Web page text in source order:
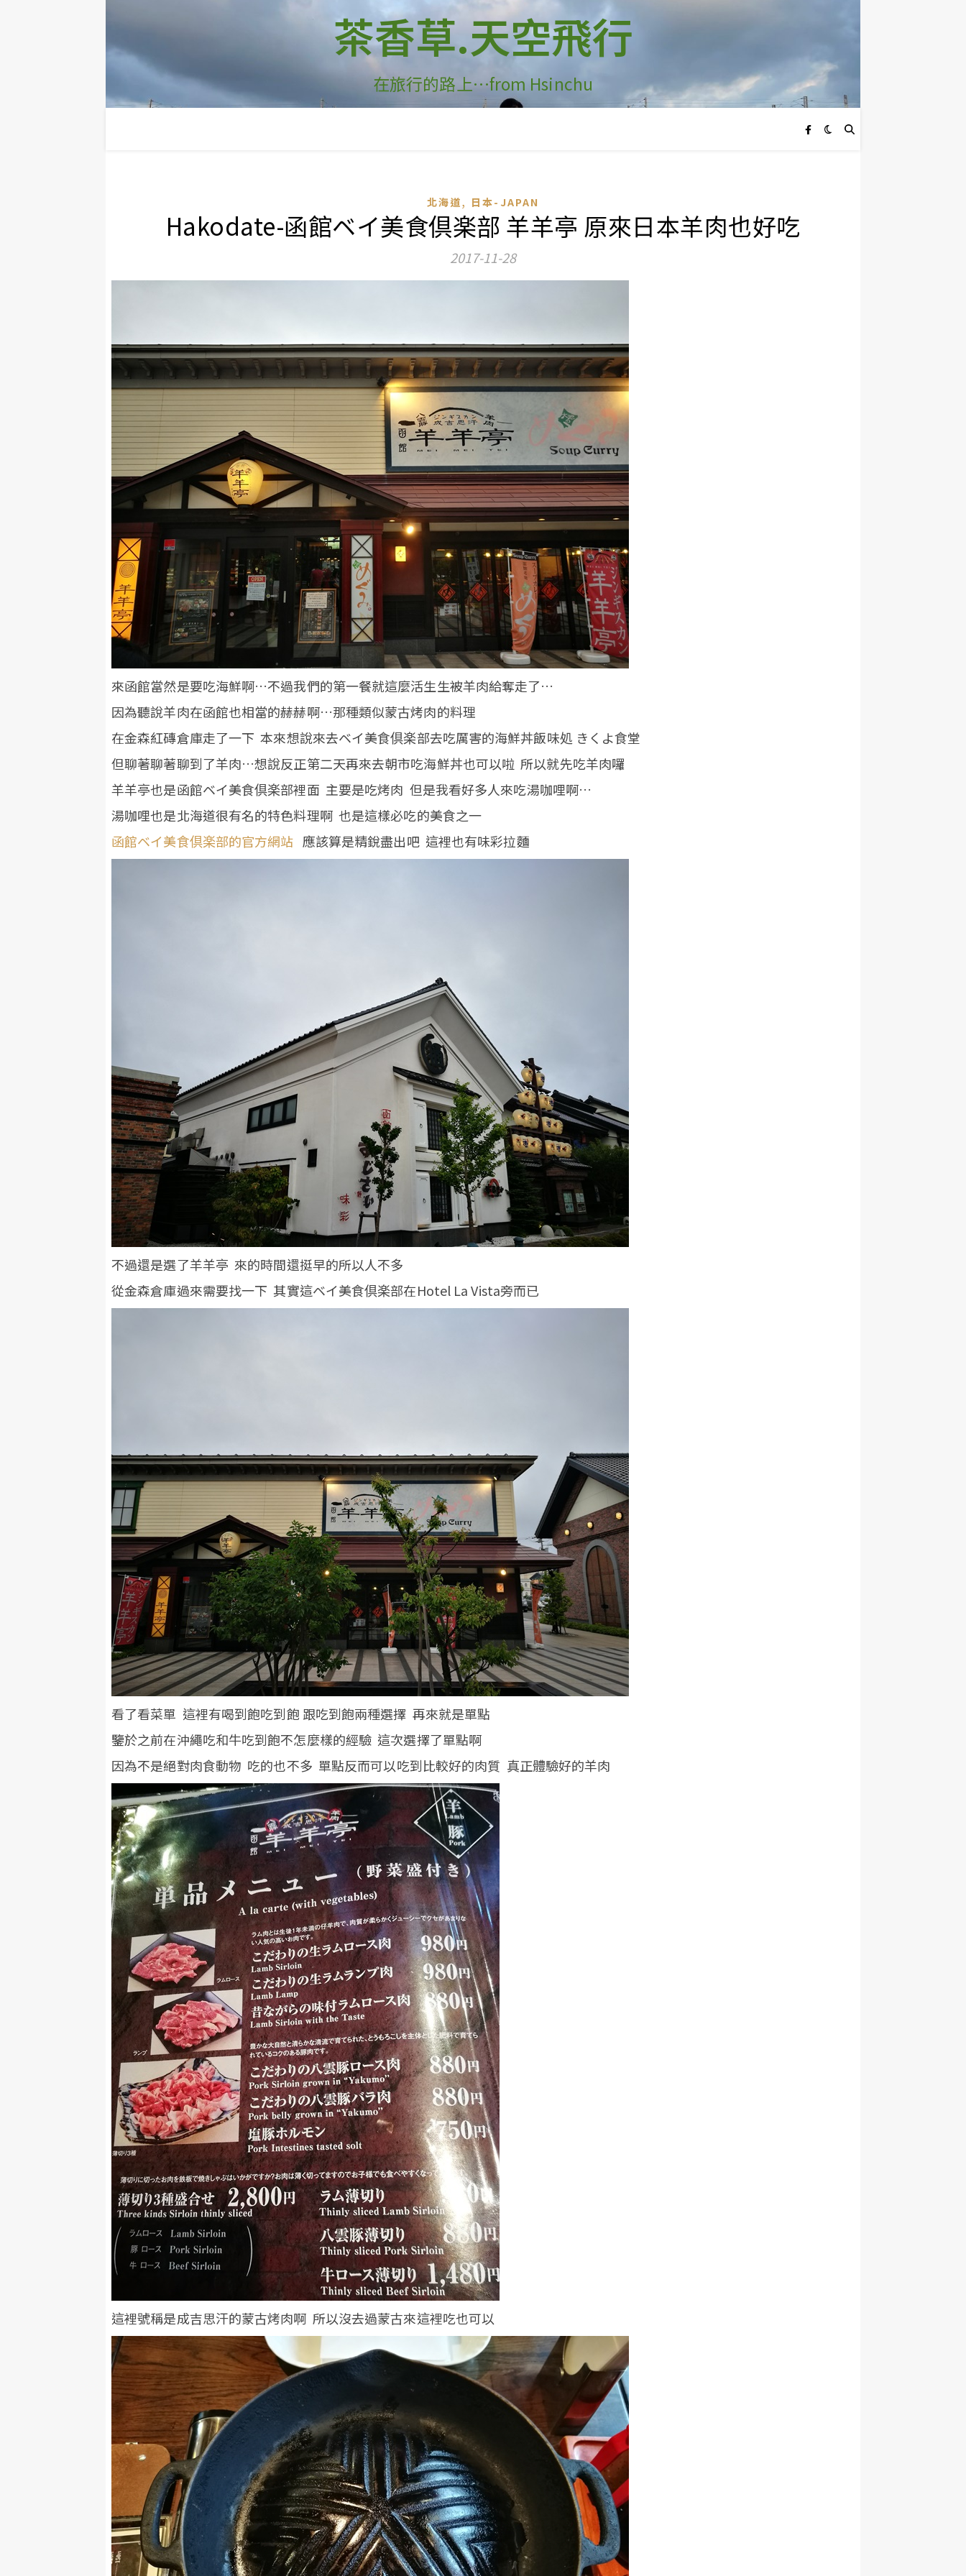
茶香草.天空飛行
在旅行的路上…from Hsinchu
北海道, 日本-JAPAN
Hakodate-函館ベイ美食倶楽部 羊羊亭 原來日本羊肉也好吃
2017-11-28
來函館當然是要吃海鮮啊…不過我們的第一餐就這麼活生生被羊肉給奪走了…
因為聽說羊肉在函館也相當的赫赫啊…那種類似蒙古烤肉的料理
在金森紅磚倉庫走了一下 本來想說來去ベイ美食倶楽部去吃厲害的海鮮丼飯味処 きくよ食堂
但聊著聊著聊到了羊肉…想說反正第二天再來去朝市吃海鮮丼也可以啦 所以就先吃羊肉囉
羊羊亭也是函館ベイ美食倶楽部裡面 主要是吃烤肉 但是我看好多人來吃湯咖哩啊…
湯咖哩也是北海道很有名的特色料理啊 也是這樣必吃的美食之一
函館ベイ美食倶楽部的官方網站 應該算是精銳盡出吧 這裡也有味彩拉麵
不過還是選了羊羊亭 來的時間還挺早的所以人不多
從金森倉庫過來需要找一下 其實這ベイ美食倶楽部在Hotel La Vista旁而已
看了看菜單 這裡有喝到飽吃到飽 跟吃到飽兩種選擇 再來就是單點
鑒於之前在沖繩吃和牛吃到飽不怎麼樣的經驗 這次選擇了單點啊
因為不是絕對肉食動物 吃的也不多 單點反而可以吃到比較好的肉質 真正體驗好的羊肉
這裡號稱是成吉思汗的蒙古烤肉啊 所以沒去過蒙古來這裡吃也可以